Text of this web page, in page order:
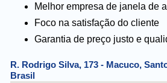
Melhor empresa de janela de
Foco na satisfação do cliente
Garantia de preço justo e
R. Rodrigo Silva, 173 - Macuco,
Brasil